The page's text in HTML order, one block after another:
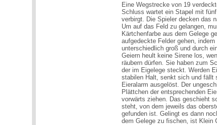
Eine Wegstrecke von 19
Schluss wartet ein Stapel mit
verbirgt. Die Spieler decken das
Um auf das Feld zu gelangen,
Kärtchenfarbe aus dem Gelege
aufgedeckte Felder gehen,
unterschiedlich groß und durch
Geiern heult keine Sirene los,
räubern dürfen. Sie haben zum
der im Eigelege steckt. Werden
stabilen Halt, senkt sich und fällt
Eieralarm ausgelöst. Der
Plättchen der entsprechenden
vorwärts ziehen. Das geschieht
steht, von dem jeweils das
gefunden ist. Gelingt es dann
dem Gelege zu fischen, ist Klein